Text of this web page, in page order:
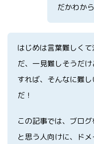
だかわか
はじめは言葉難しく
だ、一見難しそうだ
すれば、そんなに難
だ！
この記事では、ブロ
と思う人向けに、ド